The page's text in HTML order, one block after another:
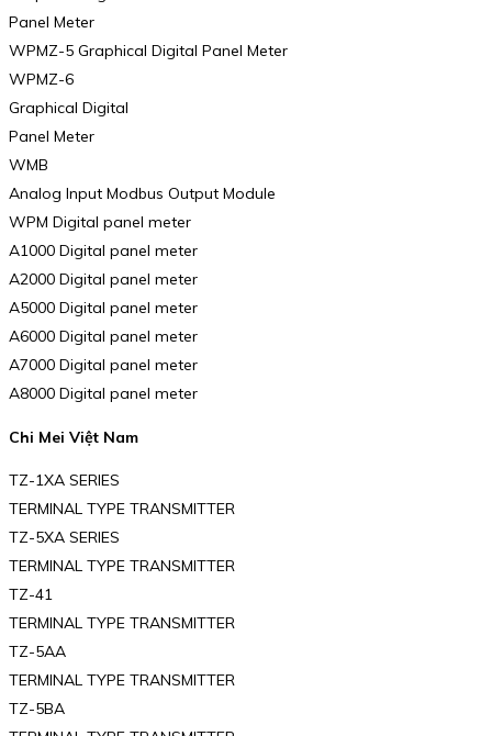
Panel Meter
WPMZ-5 Graphical Digital Panel Meter
WPMZ-6
Graphical Digital
Panel Meter
WMB
Analog Input Modbus Output Module
WPM Digital panel meter
A1000 Digital panel meter
A2000 Digital panel meter
A5000 Digital panel meter
A6000 Digital panel meter
A7000 Digital panel meter
A8000 Digital panel meter
Chi Mei Việt Nam
TZ-1XA SERIES
TERMINAL TYPE TRANSMITTER
TZ-5XA SERIES
TERMINAL TYPE TRANSMITTER
TZ-41
TERMINAL TYPE TRANSMITTER
TZ-5AA
TERMINAL TYPE TRANSMITTER
TZ-5BA